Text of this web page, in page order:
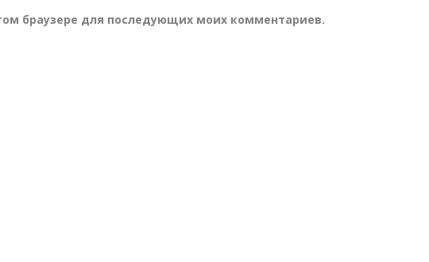
браузере для последующих моих комментариев.